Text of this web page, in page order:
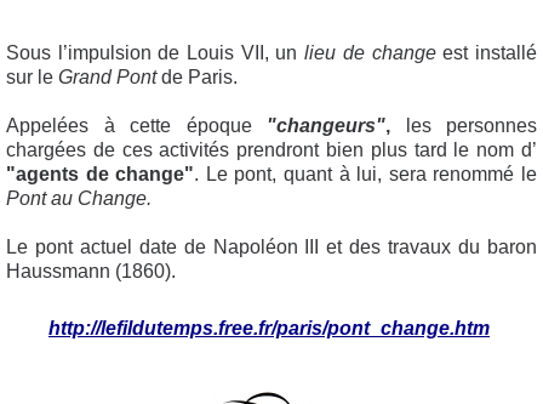
Sous l’impulsion de Louis VII, unlieu de changeest installé
sur le Grand Pontde Paris.
Appelées à cette époque"changeurs", les personnes
chargées de ces activités prendront bien plus tard le nom d’
"agents de change". Le pont, quant à lui, sera renommé le
Pont au Change.
Le pont actuel date de Napoléon III et des travaux du baron
Haussmann (1860).
http://lefildutemps.free.fr/paris/pont_change.htm